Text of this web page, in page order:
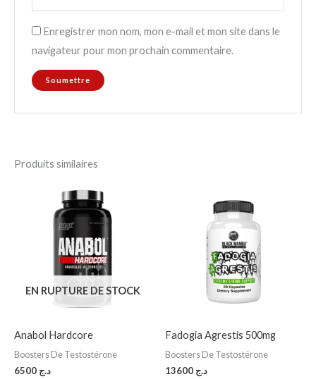
Enregistrer mon nom, mon e-mail et mon site dans le
navigateur pour mon prochain commentaire.
Produits similaires
EN RUPTURE DE STOCK
Anabol Hardcore
Boosters De Testostérone
د.ج
Fadogia Agrestis 500mg
Boosters De Testostérone
د.ج